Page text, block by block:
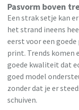
Pasvorm boven
Een strak setje kan
het strand ineens
eerst voor een
print. Trends komen
goede kwaliteit dat
goed model
zonder dat je er
schuiven.